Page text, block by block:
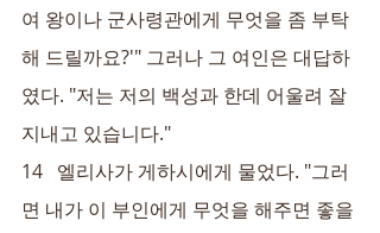
여 왕이나 군사령관에게 무엇을 좀 부탁
해 드릴까요?'" 그러나 그 여인은 대답하
였다. "저는 저의 백성과 한데 어울려 잘
지내고 있습니다."
14   엘리사가 게하시에게 물었다. "그러
면 내가 이 부인에게 무엇을 해주면 좋을